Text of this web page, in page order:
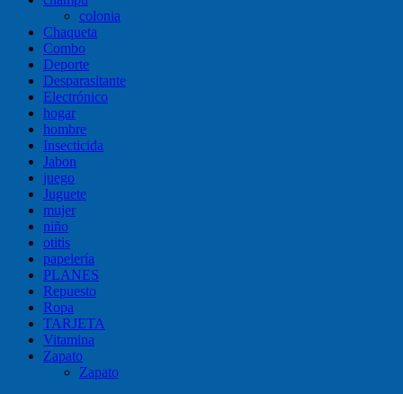
colonia
Chaqueta
Combo
Deporte
Desparasitante
Electrónico
hogar
hombre
Insecticida
Jabon
juego
Juguete
mujer
niño
otitis
papelería
PLANES
Repuesto
Ropa
TARJETA
Vitamina
Zapato
Zapato